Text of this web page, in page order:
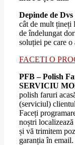
Depinde de Dvs
cât de mult țineți
de îndelungat
soluției pe care o
FACETI O
PFB – Polish
SERVICIU
polish faruri
(serviciul)
Faceți
noștri
și vă trimitem
garanția în